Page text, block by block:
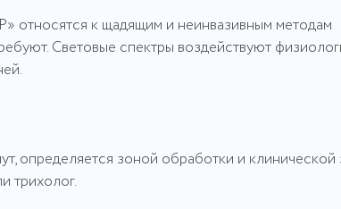
относятся к щадящим и неинвазивным методам
Световые спектры воздействуют
определяется зоной обработки и клинической
трихолог.